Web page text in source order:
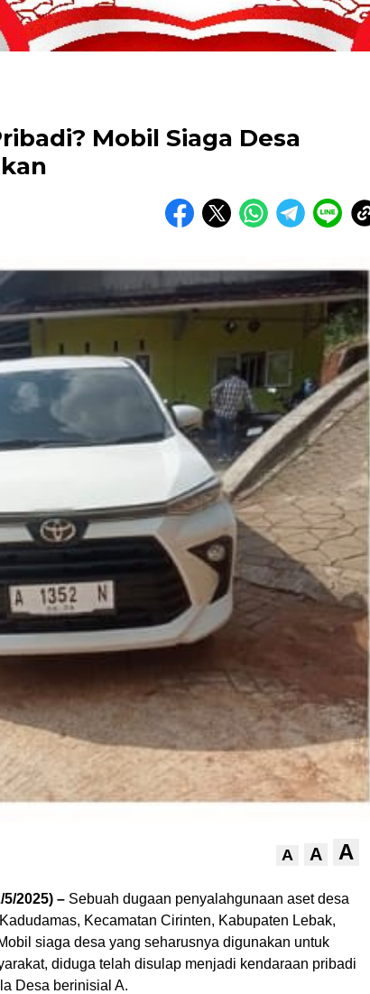
Mobil Siaga Desa
A A A
2025) – Sebuah dugaan penyalahgunaan aset desa
Kecamatan Cirinten, Kabupaten Lebak,
siaga desa yang seharusnya digunakan untuk
diduga telah disulap menjadi kendaraan pribadi
Desa berinisial A.